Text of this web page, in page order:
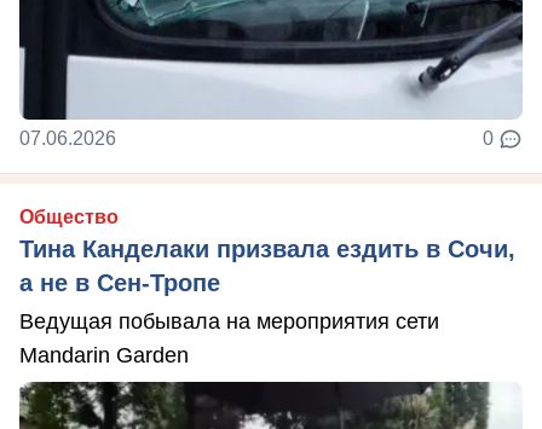
07.06.2026 0
Общество
Тина Канделаки призвала ездить в Сочи,
а не в Сен-Тропе
Ведущая побывала на мероприятия сети
Mandarin Garden